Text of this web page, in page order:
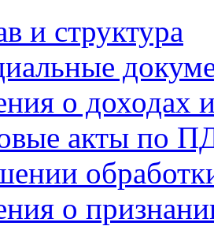
и структура
о доходах
акты по
о